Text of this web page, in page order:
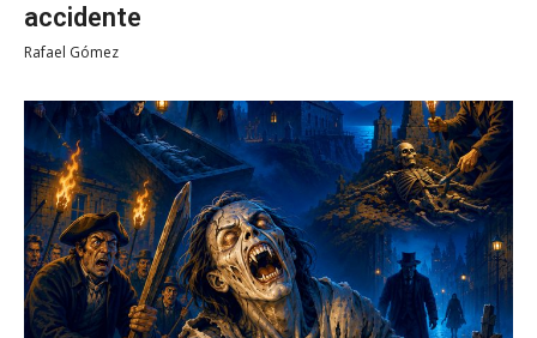
accidente
Rafael Gómez